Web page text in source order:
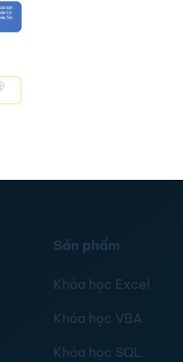
Sản phẩm
Khóa học Excel
Khóa học VBA
Khóa học SQL